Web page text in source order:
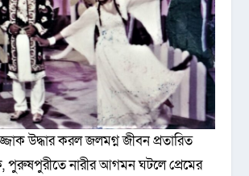
উদ্ধার করল জলমগ্ন জীবন প্রতারিত
পুরুষপুরীতে নারীর আগমন ঘটলে প্রেমের